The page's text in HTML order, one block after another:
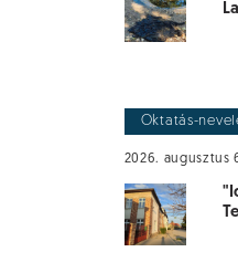
Oktatás-
2026. augusztus